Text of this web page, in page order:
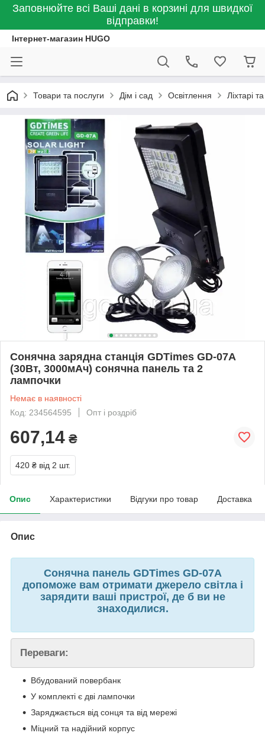
Заповнюйте всі Ваші дані в корзині для швидкої
відправки!
Інтернет-магазин HUGO
Товари та послуги Дім і сад Освітлення Ліхтарі
Сонячна зарядна станція GDTimes GD-07A
(30Вт, 3000мАч) сонячна панель та 2
лампочки
Немає в наявності
Код: 234564595
Опт і роздріб
607,14 ₴
420 ₴ від 2 шт.
Опис Характеристики Відгуки про товар Доставка
Опис
Сонячна панель GDTimes GD-07A
допоможе вам отримати джерело світла і
зарядити ваші пристрої, де б ви не
знаходилися.
Переваги:
Вбудований повербанк
У комплекті є дві лампочки
Заряджається від сонця та від мережі
Міцний та надійний корпус